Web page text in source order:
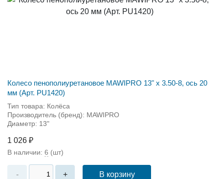
Колесо пенополиуретановое MAWIPRO 13" х 3.50-8, ось 20
мм (Арт. PU1420)
Тип товара: Колёса
Производитель (бренд): MAWIPRO
Диаметр: 13"
1 026 ₽
В наличии: 6 (шт)
- + В корзину